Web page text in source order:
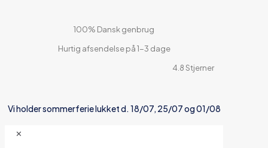
100% Dansk genbrug
Hurtig afsendelse på 1-3 dage
4.8 Stjerner
Vi holder sommerferie lukket d. 18/07, 25/07 og 01/08
✕